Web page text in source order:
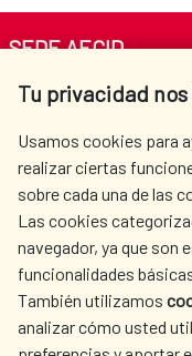
Oficina de la
Oficina de
Oficina de la
Tu privacidad
Usamos cookies para
realizar ciertas
sobre cada una de las
Las cookies
navegador, ya que son
funcionalidades
También utilizamos
analizar cómo usted
SEDE AECID
Av. Reyes Católicos 4 -
LA AECID
ACCIÓN
CULTURA Y